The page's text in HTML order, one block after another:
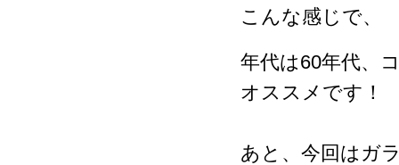
こんな感じで、
年代は60年代、
オススメです！
あと、今回はガ